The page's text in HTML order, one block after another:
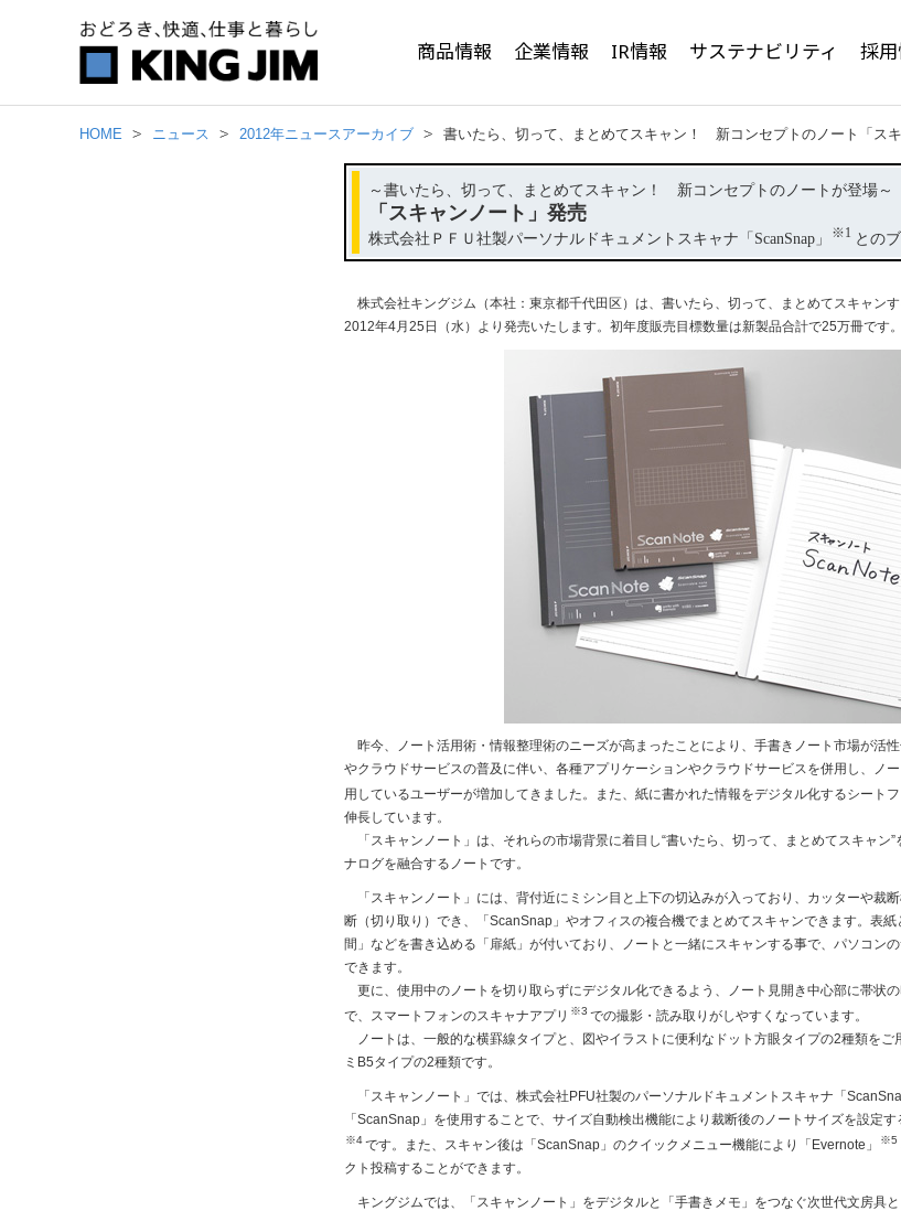
商品情報 企業情報 IR情報 サステナビリティ 採
HOME ニュース 2012年ニュースアーカイブ 書いたら、切って、まとめてスキャン！ 新コンセプトのノート「ス
～書いたら、切って、まとめてスキャン！ 新コンセプトのノートが登場～
「スキャンノート」発売
株式会社ＰＦＵ社製パーソナルドキュメントスキャナ「ScanSnap」 ※1 との
株式会社キングジム（本社：東京都千代田区）は、書いたら、切って、まとめてスキャンす
2012年4月25日（水）より発売いたします。初年度販売目標数量は新製品合計で25万冊です。
昨今、ノート活用術・情報整理術のニーズが高まったことにより、手書きノート市場が活
やクラウドサービスの普及に伴い、各種アプリケーションやクラウドサービスを併用し、ノ
用しているユーザーが増加してきました。また、紙に書かれた情報をデジタル化するシート
伸長しています。
「スキャンノート」は、それらの市場背景に着目し“書いたら、切って、まとめてスキャン
ナログを融合するノートです。
「スキャンノート」には、背付近にミシン目と上下の切込みが入っており、カッターや裁
断（切り取り）でき、「ScanSnap」やオフィスの複合機でまとめてスキャンできます。表
間」などを書き込める「扉紙」が付いており、ノートと一緒にスキャンする事で、パソコン
できます。
更に、使用中のノートを切り取らずにデジタル化できるよう、ノート見開き中心部に帯状
で、スマートフォンのスキャナアプリ ※3 での撮影・読み取りがしやすくなっています。
ノートは、一般的な横罫線タイプと、図やイラストに便利なドット方眼タイプの2種類をご
ミB5タイプの2種類です。
「スキャンノート」では、株式会社PFU社製のパーソナルドキュメントスキャナ「
「ScanSnap」を使用することで、サイズ自動検出機能により裁断後のノートサイズを設定
※4 です。また、スキャン後は「ScanSnap」のクイックメニュー機能により「Evernote」 ※5
クト投稿することができます。
キングジムでは、「スキャンノート」をデジタルと「手書きメモ」をつなぐ次世代文房具